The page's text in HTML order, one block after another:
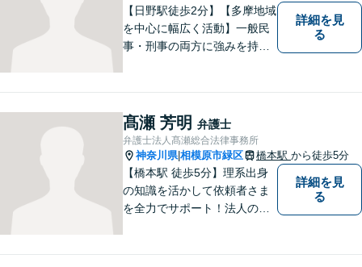
【日野駅徒歩2分】【多摩地域
を中心に幅広く活動】一般民
事・刑事の両方に強みを持つ
です。まずはお気軽にご相談
ください。【子連れ相談OK】
詳細を見
る
髙瀬 芳明 弁護士
弁護士法人髙瀬総合法律事務所
神奈川県|相模原市緑区 橋本駅 から徒歩5分
【橋本駅 徒歩5分】理系出身
の知識を活かして依頼者さま
を全力でサポート！法人のお
詳細を見
る